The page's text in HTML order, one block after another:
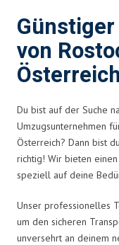
von
Österreich
Du bist auf der Suche
Umzugsunternehmen
Österreich? Dann bist
richtig! Wir bieten
speziell auf deine
Unser professionelles
um den sicheren
unversehrt an deinem